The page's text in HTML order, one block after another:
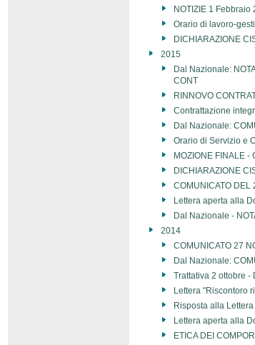
NOTIZIE 1 Febbraio
Orario di lavoro-
DICHIARAZIONE
2015
Dal Nazionale:
CONT
RINNOVO
Contrattazione
Dal Nazionale:
Orario di Servizio e
MOZIONE FINALE
DICHIARAZIONE
COMUNICATO DEL
Lettera aperta alla
Dal Nazionale -
2014
COMUNICATO 27
Dal Nazionale:
Trattativa 2 ottobre -
Lettera "Riscontoro
Risposta alla
Lettera aperta alla
ETICA DEI